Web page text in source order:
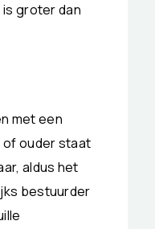
groter dan
met een
of ouder staat
aldus het
bestuurder